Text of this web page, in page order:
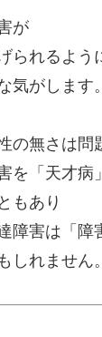
が
られるよう
気がします。
の無さは問
を「天才病
もあり
障害は「障
しれません。